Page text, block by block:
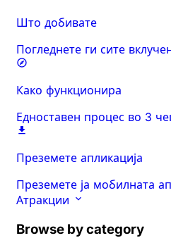
Што добивате
Погледнете ги сите
Како функционира
Едноставен процес во 3
Преземете апликација
Преземете ја мобилната
Атракции
Browse by category